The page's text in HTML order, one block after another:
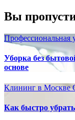
Вы
Профессиональная
Уборка без
основе
Клининг в Москве
Как быстро